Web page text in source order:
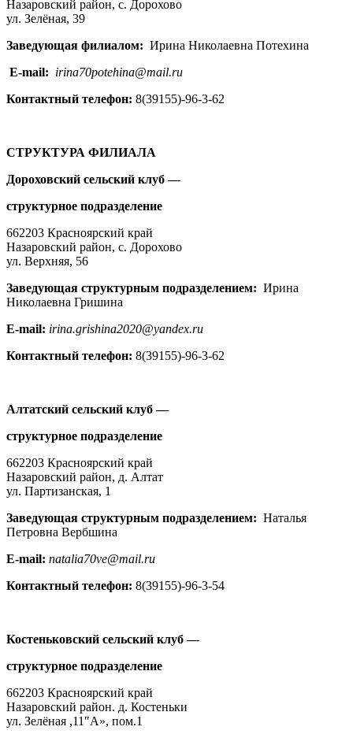
Назаровский район, c. Дорохово
ул. Зелёная, 39
Заведующая филиалом: Ирина Николаевна Потехина
E-mail: irina70potehina@mail.ru
Контактный телефон: 8(39155)-96-3-62
СТРУКТУРА ФИЛИАЛА
Дороховский сельский клуб —
структурное подразделение
662203 Красноярский край
Назаровский район, с. Дорохово
ул. Верхняя, 56
Заведующая структурным подразделением: Ирина
Николаевна Гришина
E-mail: irina.grishina2020@yandex.ru
Контактный телефон: 8(39155)-96-3-62
Алтатский сельский клуб —
структурное подразделение
662203 Красноярский край
Назаровский район, д. Алтат
ул. Партизанская, 1
Заведующая структурным подразделением: Наталья
Петровна Вербшина
E-mail: natalia70ve@mail.ru
Контактный телефон: 8(39155)-96-3-54
Костеньковский сельский клуб —
структурное подразделение
662203 Красноярский край
Назаровский район. д. Костеньки
ул. Зелёная ,11″А», пом.1